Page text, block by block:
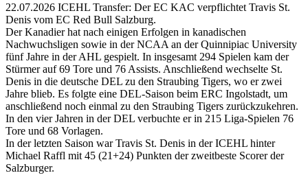
22.07.2026 ICEHL Transfer: Der EC KAC verpflichtet Travis St.
Denis vom EC Red Bull Salzburg.
Der Kanadier hat nach einigen Erfolgen in kanadischen
Nachwuchsligen sowie in der NCAA an der Quinnipiac University
fünf Jahre in der AHL gespielt. In insgesamt 294 Spielen kam der
Stürmer auf 69 Tore und 76 Assists. Anschließend wechselte St.
Denis in die deutsche DEL zu den Straubing Tigers, wo er zwei
Jahre blieb. Es folgte eine DEL-Saison beim ERC Ingolstadt, um
anschließend noch einmal zu den Straubing Tigers zurückzukehren.
In den vier Jahren in der DEL verbuchte er in 215 Liga-Spielen 76
Tore und 68 Vorlagen.
In der letzten Saison war Travis St. Denis in der ICEHL hinter
Michael Raffl mit 45 (21+24) Punkten der zweitbeste Scorer der
Salzburger.